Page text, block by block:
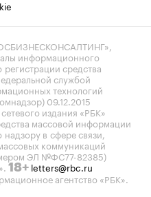
информационного
регистрации средства
службой
технологий
09.12.2015
издания «РБК»
массовой информации
в сфере связи,
коммуникаций
ЭЛ №ФС77-82385)
18+ letters@rbc.ru
агентство «РБК».